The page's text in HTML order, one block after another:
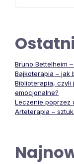
Bruno Bettelheim
Bajkoterapia – jak
Biblioterapia, czyli
emocjonalne?
Leczenie poprzez
Arteterapia –